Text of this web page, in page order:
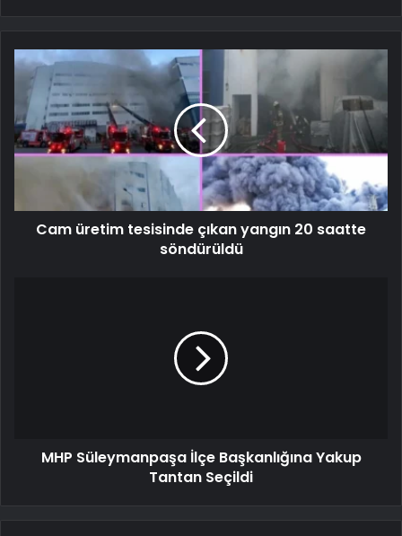
Cam üretim tesisinde çıkan yangın 20 saatte
söndürüldü
MHP Süleymanpaşa İlçe Başkanlığına Yakup
Tantan Seçildi